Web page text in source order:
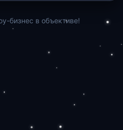
бизнес в объективе!